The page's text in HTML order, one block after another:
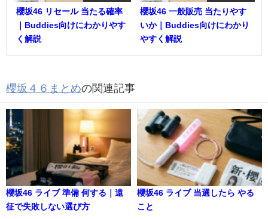
櫻坂46 リセール 当たる確率
｜Buddies向けにわかりやす
く解説
櫻坂46 一般販売 当たりやす
いか｜Buddies向けにわかり
やすく解説
櫻坂４６まとめの関連記事
櫻坂46 ライブ 準備 何する｜遠
征で失敗しない選び方
櫻坂46 ライブ 当選したら やる
こと